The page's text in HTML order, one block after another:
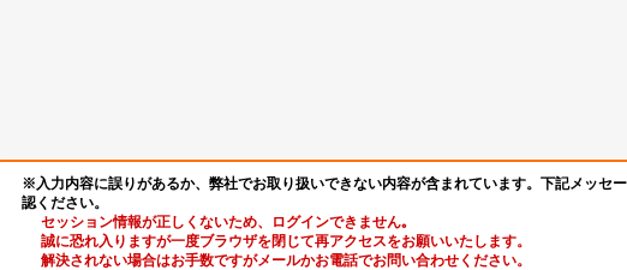
※入力内容に誤りがあるか、弊社でお取り扱いできない内容が含まれています。下記メッセ
認ください。
セッション情報が正しくないため、ログインできません｡
誠に恐れ入りますが一度ブラウザを閉じて再アクセスをお願いいたします。
解決されない場合はお手数ですがメールかお電話でお問い合わせください。